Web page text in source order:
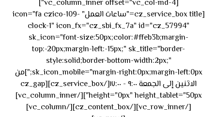
[vc_column_inner offset="vc_col-md-4"]
[cz_service_box title="ساعات العمل" icon="fa czico-109-
clock-1" icon_fx="cz_sbi_fx_7a" id="cz_57994"
sk_icon="font-size:50px;color:#ffeb3b;margin-
top:-20px;margin-left:-15px;" sk_title="border-
style:solid;border-bottom-width:2px;"
sk_icon_mobile="margin-right:0px;margin-left:0px;"]من
الاثنين إلى الجمعة ٩:٠٠ - ١٧:٠٠[/cz_service_box][cz_gap
height="0px" height_tablet="50px"][/vc_column_inner]
[/vc_row_inner][/cz_content_box][/vc_column]